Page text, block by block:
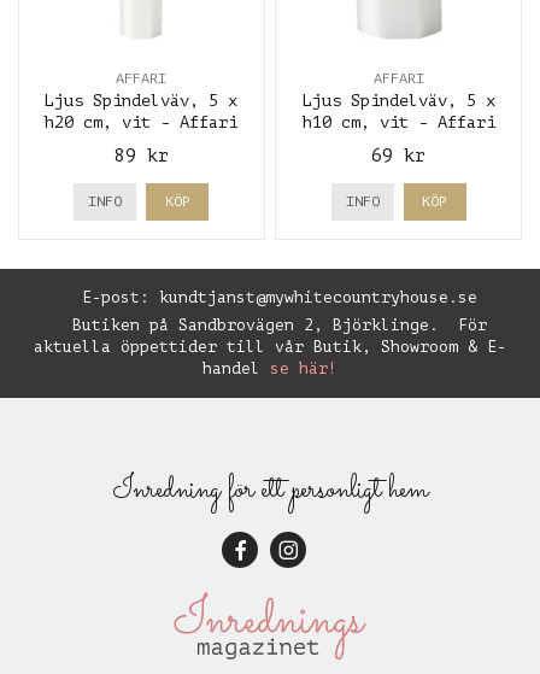
AFFARI
Ljus Spindelväv, 5 x
h20 cm, vit - Affari
89 kr
INFO KÖP
AFFARI
Ljus Spindelväv, 5 x
h10 cm, vit - Affari
69 kr
INFO KÖP
E-post: kundtjanst@mywhitecountryhouse.se
Butiken på Sandbrovägen 2, Björklinge. För
aktuella öppettider till vår Butik, Showroom & E-
handel se här!
Inredning för ett personligt hem